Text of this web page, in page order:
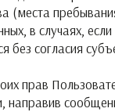
(места
в случаях,
без согласия
прав
направив